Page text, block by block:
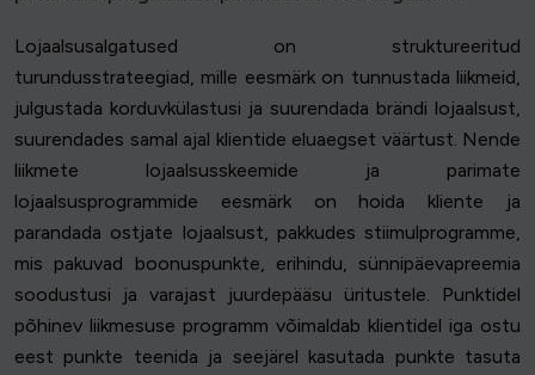
Lojaalsusalgatused on struktureeritud
turundusstrateegiad, mille eesmärk on tunnustada liikmeid,
julgustada korduvkülastusi ja suurendada brändi lojaalsust,
suurendades samal ajal klientide eluaegset väärtust. Nende
liikmete lojaalsusskeemide ja parimate
lojaalsusprogrammide eesmärk on hoida kliente ja
parandada ostjate lojaalsust, pakkudes stiimulprogramme,
mis pakuvad boonuspunkte, erihindu, sünnipäevapreemia
soodustusi ja varajast juurdepääsu üritustele. Punktidel
põhinev liikmesuse programm võimaldab klientidel iga ostu
eest punkte teenida ja seejärel kasutada punkte tasuta